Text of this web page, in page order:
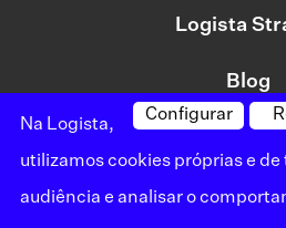
Logista
Blog
©logista Todos os
Aviso
Configurar
Na Logista,
utilizamos cookies próprias e
audiência e analisar o